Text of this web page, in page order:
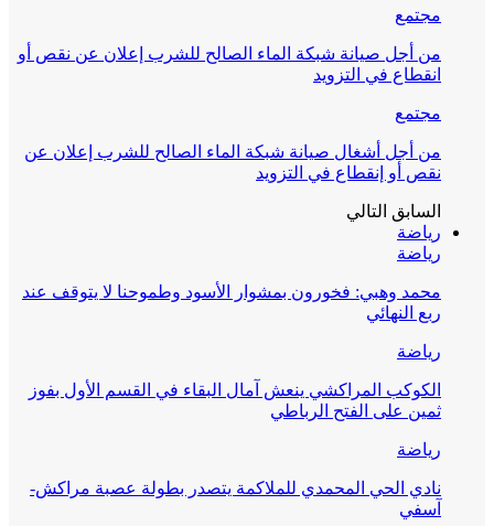
مجتمع
من أجل صيانة شبكة الماء الصالح للشرب إعلان عن نقص أو
انقطاع في التزويد
مجتمع
من أجل أشغال صيانة شبكة الماء الصالح للشرب إعلان عن
نقص أو إنقطاع في التزويد
السابق التالي
رياضة
رياضة
محمد وهبي: فخورون بمشوار الأسود وطموحنا لا يتوقف عند
ربع النهائي
رياضة
الكوكب المراكشي ينعش آمال البقاء في القسم الأول بفوز
ثمين على الفتح الرباطي
رياضة
نادي الحي المحمدي للملاكمة يتصدر بطولة عصبة مراكش-
آسفي